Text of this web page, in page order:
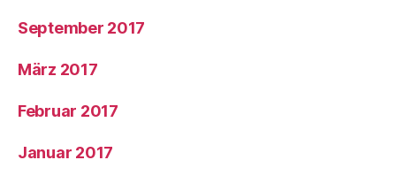
September 2017
März 2017
Februar 2017
Januar 2017